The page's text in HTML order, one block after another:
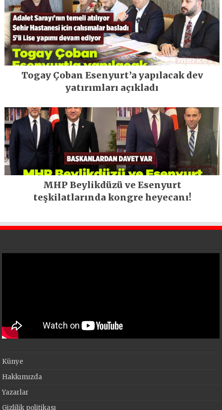
Togay Çoban Esenyurt’a yapılacak dev
yatırımları açıkladı
MHP Beylikdüzü ve Esenyurt
teşkilatlarında kongre heyecanı!
Künye
Hakkımızda
Yazarlar
Gizlilik politikası